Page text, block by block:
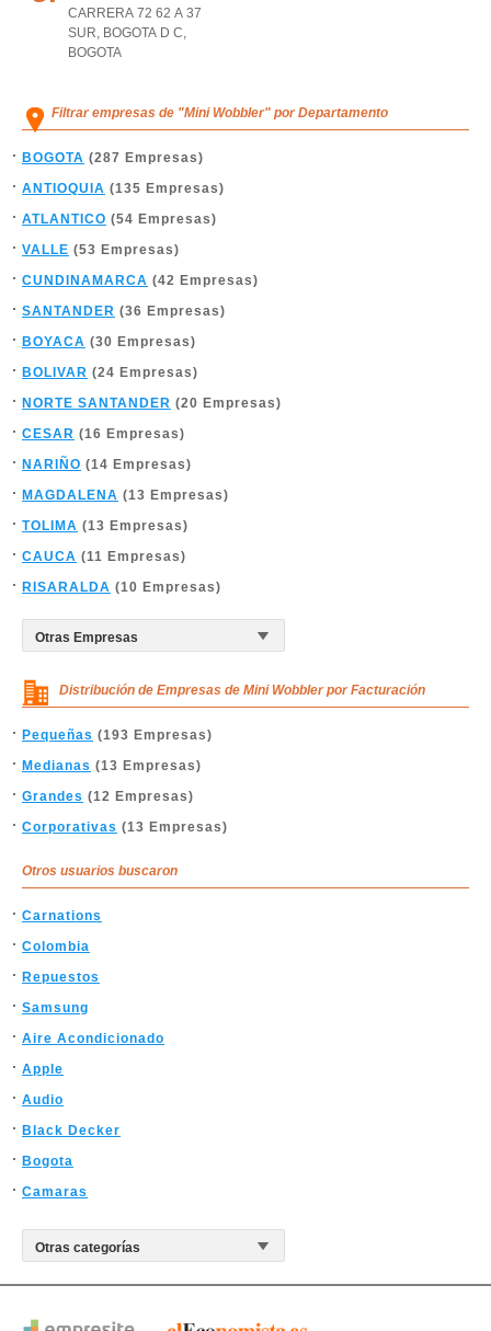
CARRERA 72 62 A 37
SUR, BOGOTA D C,
BOGOTA
Filtrar empresas de "Mini Wobbler" por Departamento
BOGOTA (287 Empresas)
ANTIOQUIA (135 Empresas)
ATLANTICO (54 Empresas)
VALLE (53 Empresas)
CUNDINAMARCA (42 Empresas)
SANTANDER (36 Empresas)
BOYACA (30 Empresas)
BOLIVAR (24 Empresas)
NORTE SANTANDER (20 Empresas)
CESAR (16 Empresas)
NARIÑO (14 Empresas)
MAGDALENA (13 Empresas)
TOLIMA (13 Empresas)
CAUCA (11 Empresas)
RISARALDA (10 Empresas)
Distribución de Empresas de Mini Wobbler por Facturación
Pequeñas (193 Empresas)
Medianas (13 Empresas)
Grandes (12 Empresas)
Corporativas (13 Empresas)
Otros usuarios buscaron
Carnations
Colombia
Repuestos
Samsung
Aire Acondicionado
Apple
Audio
Black Decker
Bogota
Camaras